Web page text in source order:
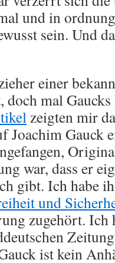
und in
sein. Und
einer
mal Gaucks
zeigten mir
Joachim Gauck
war, dass er
gibt. Ich habe
und
zugehört. Ich
ist kein